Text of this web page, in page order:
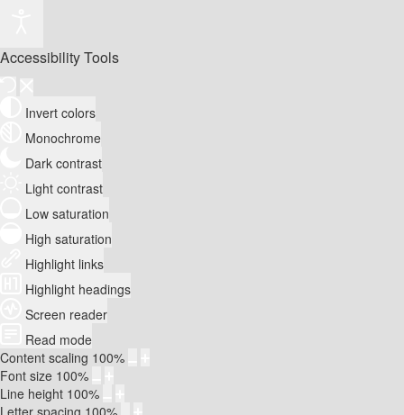
Accessibility Tools
Invert colors
Monochrome
Dark contrast
Light contrast
Low saturation
High saturation
Highlight links
Highlight headings
Screen reader
Read mode
Content scaling 100%
Font size 100%
Line height 100%
Letter spacing 100%